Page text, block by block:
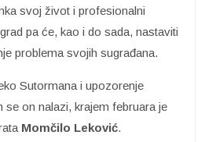
svoj život i profesionalni
pa će, kao i do sada, nastaviti
problema svojih sugrađana.
Sutormana i upozorenje
on nalazi, krajem februara je
Momčilo Leković.